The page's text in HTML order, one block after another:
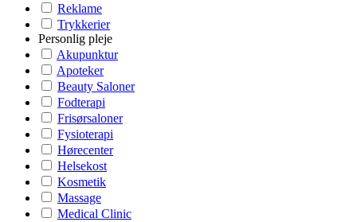
Reklame
Trykkerier
Personlig pleje
Akupunktur
Apoteker
Beauty Saloner
Fodterapi
Frisørsaloner
Fysioterapi
Hørecenter
Helsekost
Kosmetik
Massage
Medical Clinic